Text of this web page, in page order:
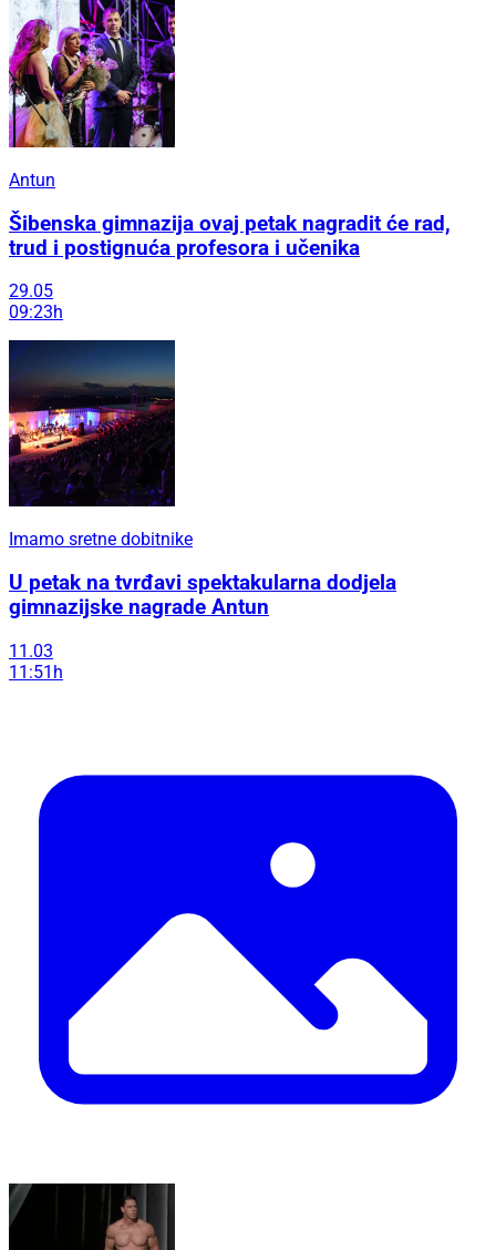
Antun
Šibenska gimnazija ovaj petak nagradit će rad,
trud i postignuća profesora i učenika
29.05
09:23h
Imamo sretne dobitnike
U petak na tvrđavi spektakularna dodjela
gimnazijske nagrade Antun
11.03
11:51h